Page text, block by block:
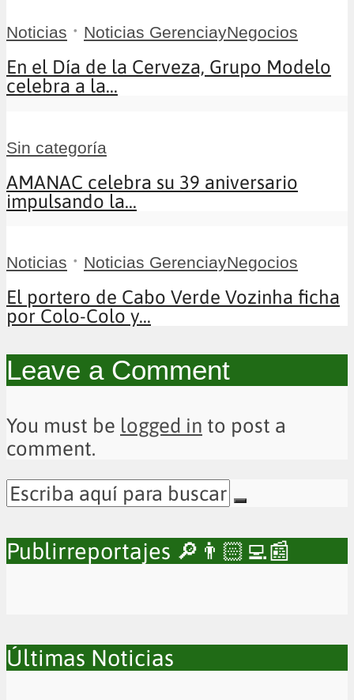
Noticias • Noticias GerenciayNegocios
En el Día de la Cerveza, Grupo Modelo
celebra a la...
Sin categoría
AMANAC celebra su 39 aniversario
impulsando la...
Noticias • Noticias GerenciayNegocios
El portero de Cabo Verde Vozinha ficha
por Colo-Colo y...
Leave a Comment
You must be logged in to post a
comment.
Publirreportajes 🔎👨🏻‍💻📰
Últimas Noticias